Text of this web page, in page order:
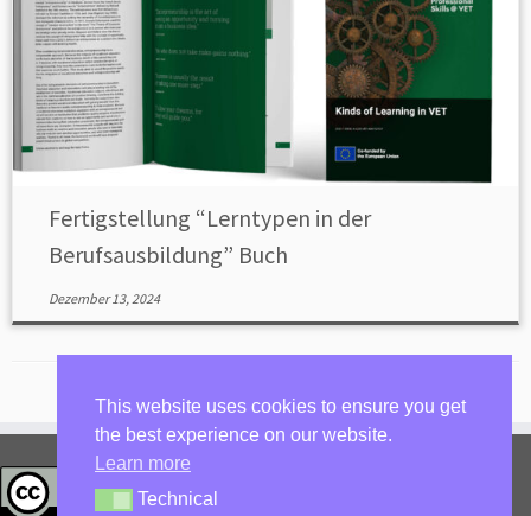
Fertigstellung “Lerntypen in der
Berufsausbildung” Buch
Dezember 13, 2024
This website uses cookies to ensure you get
the best experience on our website.
Learn more
TechnicalTechnical